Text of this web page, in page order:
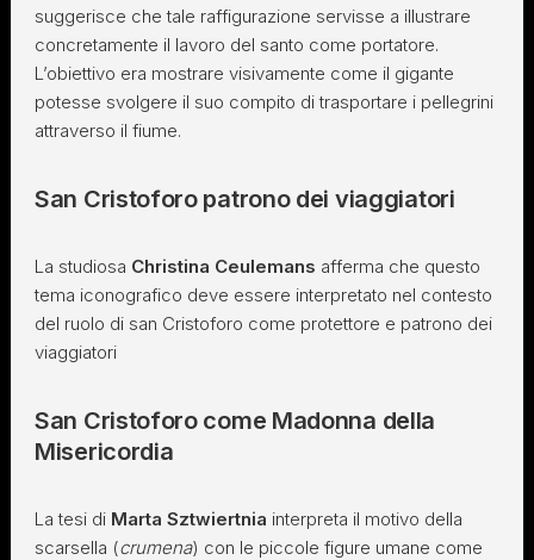
suggerisce che tale raffigurazione servisse a illustrare
concretamente il lavoro del santo come portatore.
L’obiettivo era mostrare visivamente come il gigante
potesse svolgere il suo compito di trasportare i pellegrini
attraverso il fiume.
San Cristoforo patrono dei viaggiatori
La studiosa Christina Ceulemans afferma che questo
tema iconografico deve essere interpretato nel contesto
del ruolo di san Cristoforo come protettore e patrono dei
viaggiatori
San Cristoforo come Madonna della
Misericordia
La tesi di Marta Sztwiertnia interpreta il motivo della
scarsella (crumena) con le piccole figure umane come